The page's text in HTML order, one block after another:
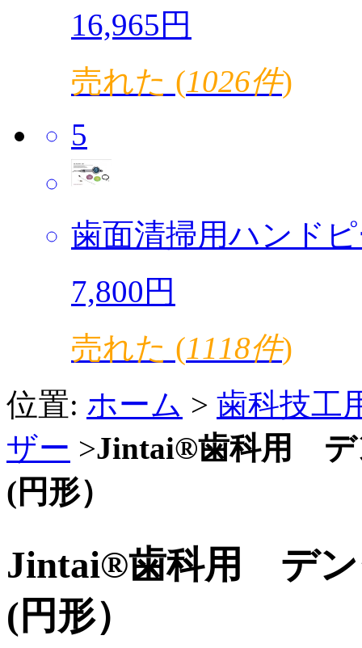
16,965円
売れた (1026件)
5
歯面清掃用ハンド
7,800円
売れた (1118件)
位置: ホーム > 歯科技工
ザー >Jintai®歯科用 デ
(円形）
Jintai®歯科用 デ
(円形）